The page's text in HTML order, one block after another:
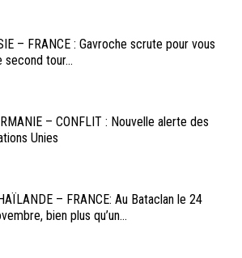
– FRANCE : Gavroche scrute pour vous
second tour...
– CONFLIT : Nouvelle alerte des
Unies
– FRANCE: Au Bataclan le 24
bien plus qu’un...